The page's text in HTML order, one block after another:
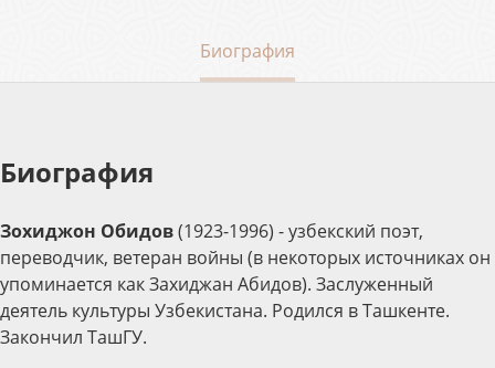
Биография
Биография
Зохиджон Обидов(1923-1996) - узбекский поэт,
переводчик, ветеран войны (в некоторых источниках он
упоминается как Захиджан Абидов). Заслуженный
деятель культуры Узбекистана. Родился в Ташкенте.
Закончил ТашГУ.